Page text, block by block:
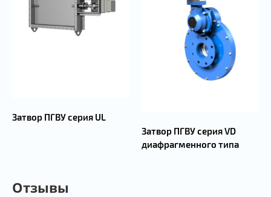
Затвор ПГВУ серия UL
Затвор ПГВУ серия VD
диафрагменного типа
Отзывы